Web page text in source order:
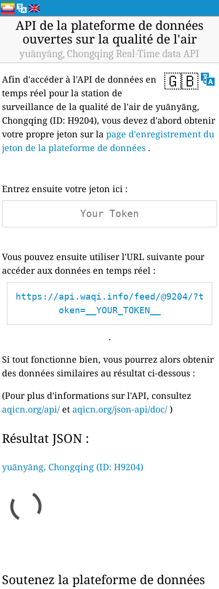
API de la plateforme de données
ouvertes sur la qualité de l'air
yuānyāng, Chongqing Real-Time data API
🇬🇧
Afin d'accéder à l'API de données en
temps réel pour la station de
surveillance de la qualité de l'air de yuānyāng,
Chongqing (ID: H9204), vous devez d'abord obtenir
votre propre jeton sur lapage d'enregistrement du
jeton de la plateforme de données .
Entrez ensuite votre jeton ici :
Vous pouvez ensuite utiliser l'URL suivante pour
accéder aux données en temps réel :
https://api.waqi.info/feed/@9204/?t
oken=__YOUR_TOKEN__
.
Si tout fonctionne bien, vous pourrez alors obtenir
des données similaires au résultat ci-dessous :
(Pour plus d'informations sur l'API, consultez
aqicn.org/api/ et aqicn.org/json-api/doc/ )
Résultat JSON :
yuānyāng, Chongqing (ID: H9204)
Soutenez la plateforme de données